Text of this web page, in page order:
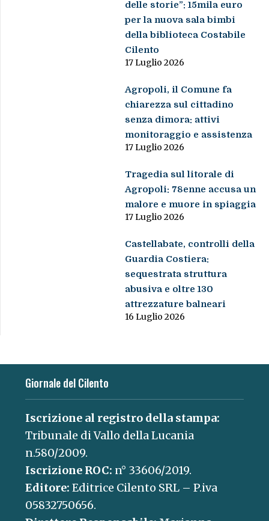
delle storie”: 15mila euro
per la nuova sala bimbi
della biblioteca Costabile
Cilento
17 Luglio 2026
Agropoli, il Comune fa
chiarezza sul cittadino
senza dimora: attivi
monitoraggio e assistenza
17 Luglio 2026
Tragedia sul litorale di
Agropoli: 78enne accusa un
malore e muore in spiaggia
17 Luglio 2026
Castellabate, controlli della
Guardia Costiera:
sequestrata struttura
abusiva e oltre 130
attrezzature balneari
16 Luglio 2026
Giornale del Cilento
Iscrizione al registro della stampa:
Tribunale di Vallo della Lucania
n.580/2009.
Iscrizione ROC: n° 33606/2019.
Editore: Editrice Cilento SRL – P.iva
05832750656.